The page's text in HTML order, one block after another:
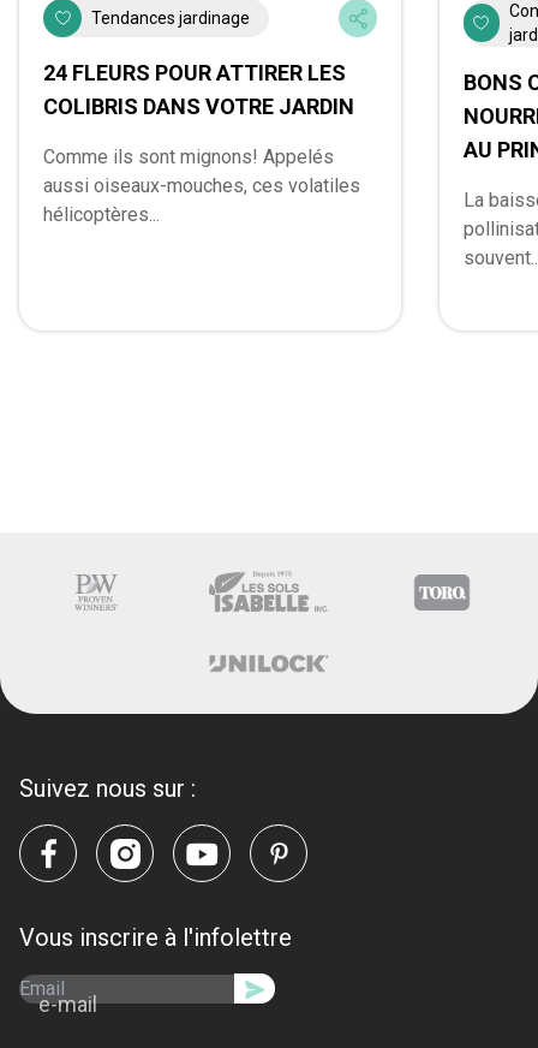
Tendances jardinage
24 FLEURS POUR ATTIRER LES
COLIBRIS DANS VOTRE JARDIN
Comme ils sont mignons! Appelés
aussi oiseaux-mouches, ces volatiles
hélicoptères...
BONS
AU
La
Suivez nous sur :
Vous inscrire à l'infolettre
e-mail